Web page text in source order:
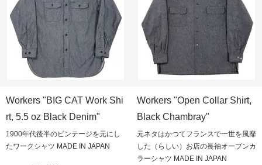
Workers "BIG CAT Work Shi
rt, 5.5 oz Black Denim"
1900年代後半のビンテージを元にし
たワークシャツ MADE IN JAPAN
Workers "Open Collar Shirt,
Black Chambray"
元ネタはかつてフランスで一世を風靡
した（らしい）お店の長袖オープンカ
ラーシャツ MADE IN JAPAN